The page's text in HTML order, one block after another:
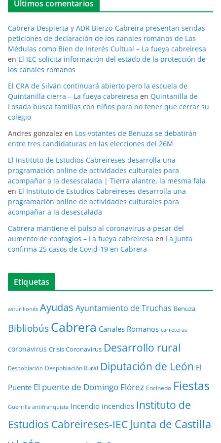
Últimos comentarios
Cabrera Despierta y ADR Bierzo-Cabreira presentan sendas
peticiones de declaración de los canales romanos de Las
Médulas como Bien de Interés Cultual – La fueya cabreiresa
en El IEC solicita información del estado de la protección de
los canales romanos
El CRA de Silván continuará abierto pero la escuela de
Quintanilla cierra – La fueya cabreiresa en Quintanilla de
Losada busca familias con niños para no tener que cerrar su
colegio
Andres gonzalez en Los votantes de Benuza se debatirán
entre tres candidaturas en las elecciones del 26M
El Instituto de Estudios Cabreireses desarrolla una
programación online de actividades culturales para
acompañar a la desescalada | Tierra alantre, la mesma fala
en El Instituto de Estudios Cabreireses desarrolla una
programación online de actividades culturales para
acompañar a la desescalada
Cabrera mantiene el pulso al coronavirus a pesar del
aumento de contagios – La fueya cabreiresa en La Junta
confirma 25 casos de Covid-19 en Cabrera
Etiquetas
asturllionés Ayudas Ayuntamiento de Truchas Benuza
BibliobúsCabrera Canales Romanos carreteras
coronavirus Crisis Coronavirus Desarrollo rural
Despoblación Despoblación Rural Diputación de León El
Puente El puente de Domingo Flórez Encinedo Fiestas
Guerrilla antifranquista Incendio incendios Instituto de
Estudios Cabreireses-IEC Junta de Castilla